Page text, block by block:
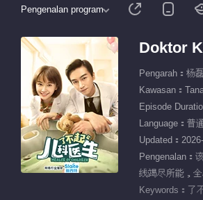
Pengenalan program
Doktor
Pengarah：杨磊
Kawasan：
Episode
Language：普
Updated：
Pengenalan：
线竭尽所能，
Keywords： 了